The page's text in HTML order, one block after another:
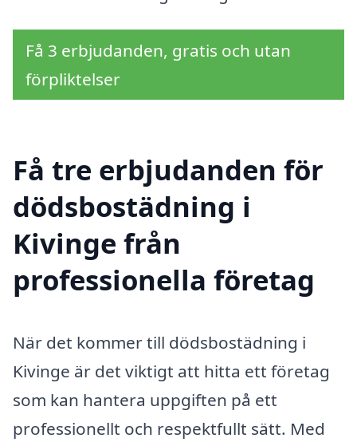
Få 3 erbjudanden, gratis och utan
förpliktelser
Få tre erbjudanden för
dödsbostädning i
Kivinge från
professionella företag
När det kommer till dödsbostädning i
Kivinge är det viktigt att hitta ett företag
som kan hantera uppgiften på ett
professionellt och respektfullt sätt. Med